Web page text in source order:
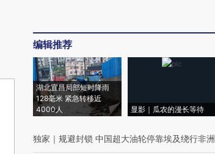
编辑推荐
湖北宜昌局部短时降雨
128毫米 紧急转移近
4000人
显影｜瓜农的漫长等待
独家 ｜ 规避封锁 中国超大油轮停靠埃及绕行非洲